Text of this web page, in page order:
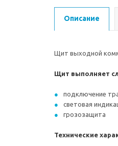
Описание
Щит выходной
Щит выполняет
подключение
световая
грозозащита
Технические